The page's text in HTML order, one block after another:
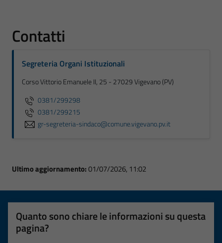
Contatti
Segreteria Organi Istituzionali
Corso Vittorio Emanuele II, 25 - 27029 Vigevano (PV)
0381/299298
0381/299215
gr-segreteria-sindaco@comune.vigevano.pv.it
Ultimo aggiornamento:01/07/2026, 11:02
Quanto sono chiare le informazioni su questa
pagina?